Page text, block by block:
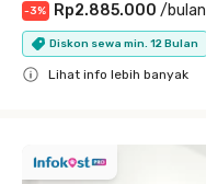
-3% Rp2.885.000 /bulan
Diskon sewa min. 12 Bulan
Lihat info lebih banyak